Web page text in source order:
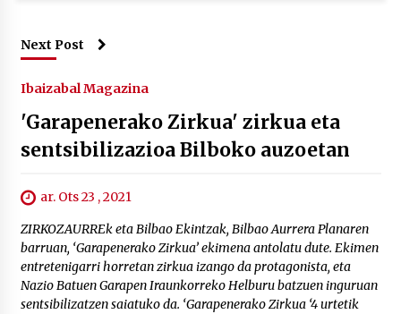
Next Post
Ibaizabal Magazina
'Garapenerako Zirkua' zirkua eta
sentsibilizazioa Bilboko auzoetan
ar. Ots 23 , 2021
ZIRKOZAURREk eta Bilbao Ekintzak, Bilbao Aurrera Planaren
barruan, ‘Garapenerako Zirkua’ ekimena antolatu dute. Ekimen
entretenigarri horretan zirkua izango da protagonista, eta
Nazio Batuen Garapen Iraunkorreko Helburu batzuen inguruan
sentsibilizatzen saiatuko da. ‘Garapenerako Zirkua ‘4 urtetik